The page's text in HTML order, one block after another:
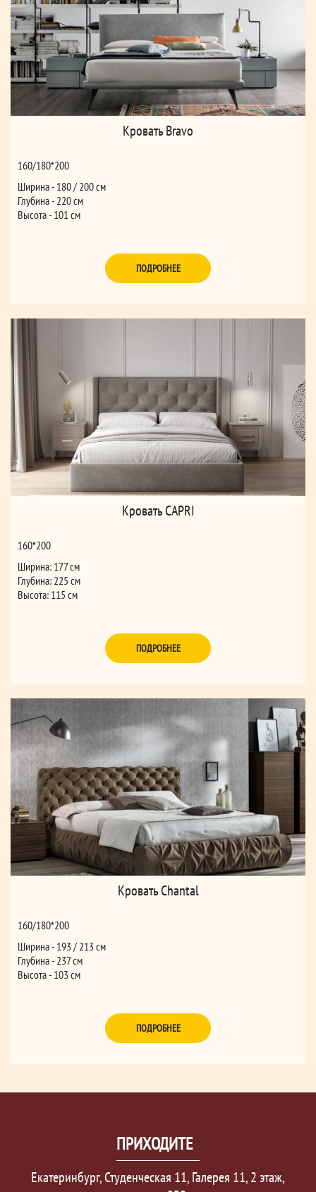
Кровать Bravo
160/180*200
Ширина - 180 / 200 см
Глубина - 220 см
Высота - 101 см
ПОДРОБНЕЕ
Кровать CAPRI
160*200
Ширина: 177 см
Глубина: 225 см
Высота: 115 см
ПОДРОБНЕЕ
Кровать Chantal
160/180*200
Ширина - 193 / 213 см
Глубина - 237 см
Высота - 103 см
ПОДРОБНЕЕ
ПРИХОДИТЕ
Екатеринбург, Студенческая 11, Галерея 11, 2 этаж,